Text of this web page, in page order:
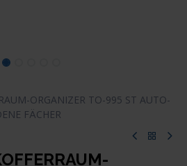
ORGANIZER TO-995 ST AUTO-
FÄCHER